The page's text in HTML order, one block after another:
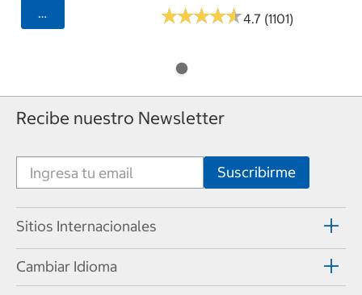
Seleccionar Código Postal
★★★★★
★★★★★4.7 (1101)
Recibe nuestro Newsletter
Sitios Internacionales
Cambiar Idioma